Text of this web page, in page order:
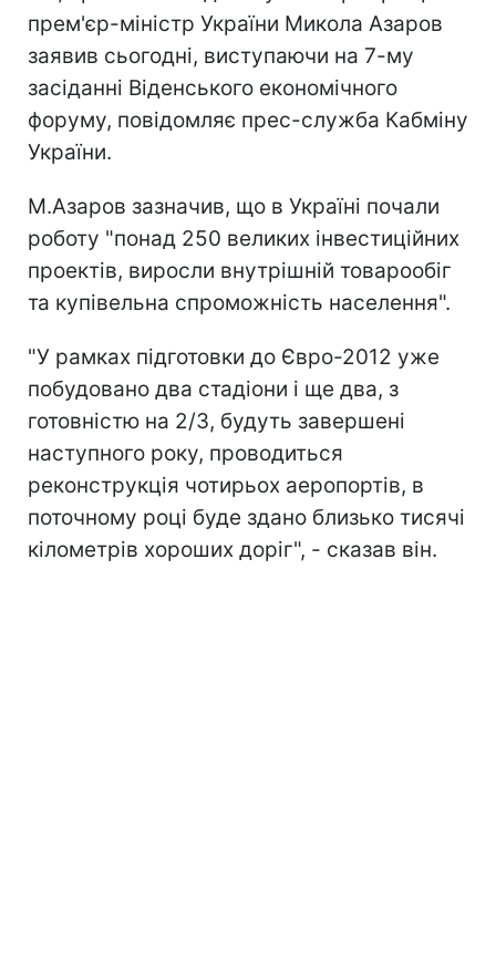
прем'єр-міністр України Микола Азаров
заявив сьогодні, виступаючи на 7-му
засіданні Віденського економічного
форуму, повідомляє прес-служба Кабміну
України.
М.Азаров зазначив, що в Україні почали
роботу "понад 250 великих інвестиційних
проектів, виросли внутрішній товарообіг
та купівельна спроможність населення".
"У рамках підготовки до Євро-2012 уже
побудовано два стадіони і ще два, з
готовністю на 2/3, будуть завершені
наступного року, проводиться
реконструкція чотирьох аеропортів, в
поточному році буде здано близько тисячі
кілометрів хороших доріг", - сказав він.